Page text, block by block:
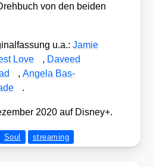
von den bei­den
u.a.:Jamie
Love , Dave­ed
,Ange­la Bas­
.
2020 auf Dis­ney+.
Soul streaming